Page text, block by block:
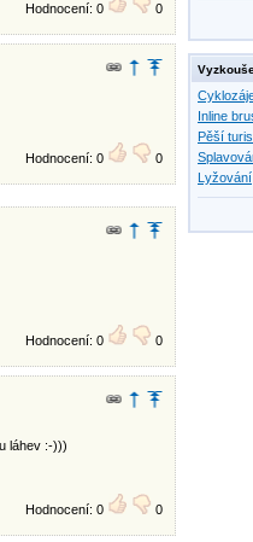
Hodnocení: 0 0
Hodnocení: 0 0
Hodnocení: 0 0
láhev :-)))
Hodnocení: 0 0
Inline
Pěší
Lyžování